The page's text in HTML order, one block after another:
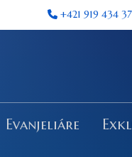
+421 919 434
Evanjeliáre